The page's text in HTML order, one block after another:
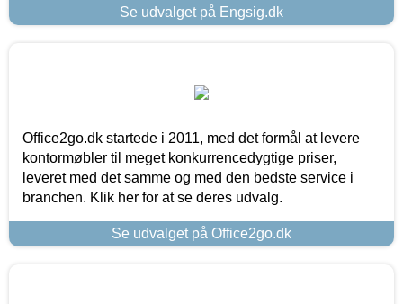
Se udvalget på Engsig.dk
Office2go.dk startede i 2011, med det formål at levere
kontormøbler til meget konkurrencedygtige priser,
leveret med det samme og med den bedste service i
branchen. Klik her for at se deres udvalg.
Se udvalget på Office2go.dk